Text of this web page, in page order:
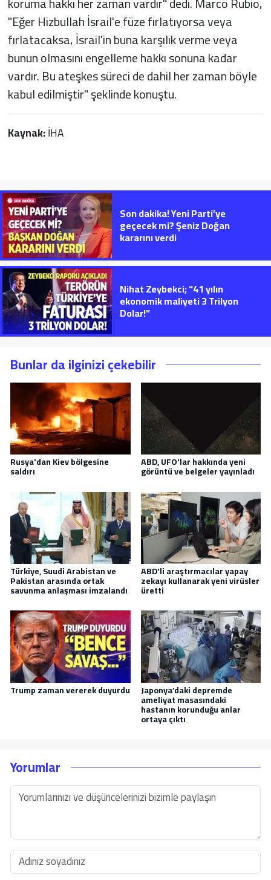
"Eğer Hizbullah İsrail'e füze fırlatıyorsa veya
fırlatacaksa, İsrail'in buna karşılık verme veya
bunun olmasını engelleme hakkı sonuna kadar
vardır. Bu ateşkes süreci de dahil her zaman böyle
kabul edilmiştir" şeklinde konuştu.
Kaynak:İHA
Son dakika! Yeni Parti’ye
geçecek mi? Şeniz Doğan
kararını verdi
Nihat Zeybekci; “41 yılın
ekonomik maliyeti 3 Trilyon
Dolar!”
Bunlar da ilginizi çekebilir
Rusya'dan Kiev bölgesine
saldırı
ABD, UFO'lar hakkında yeni
görüntü ve belgeler yayınladı
Türkiye, Suudi Arabistan ve
Pakistan arasında ortak
savunma anlaşması imzalandı
ABD'li araştırmacılar yapay
zekayı kullanarak yeni virüsler
üretti
Trump zaman vererek duyurdu Japonya’daki depremde
ameliyat masasındaki
hastanın korunduğu anlar
ortaya çıktı
Yorumlar